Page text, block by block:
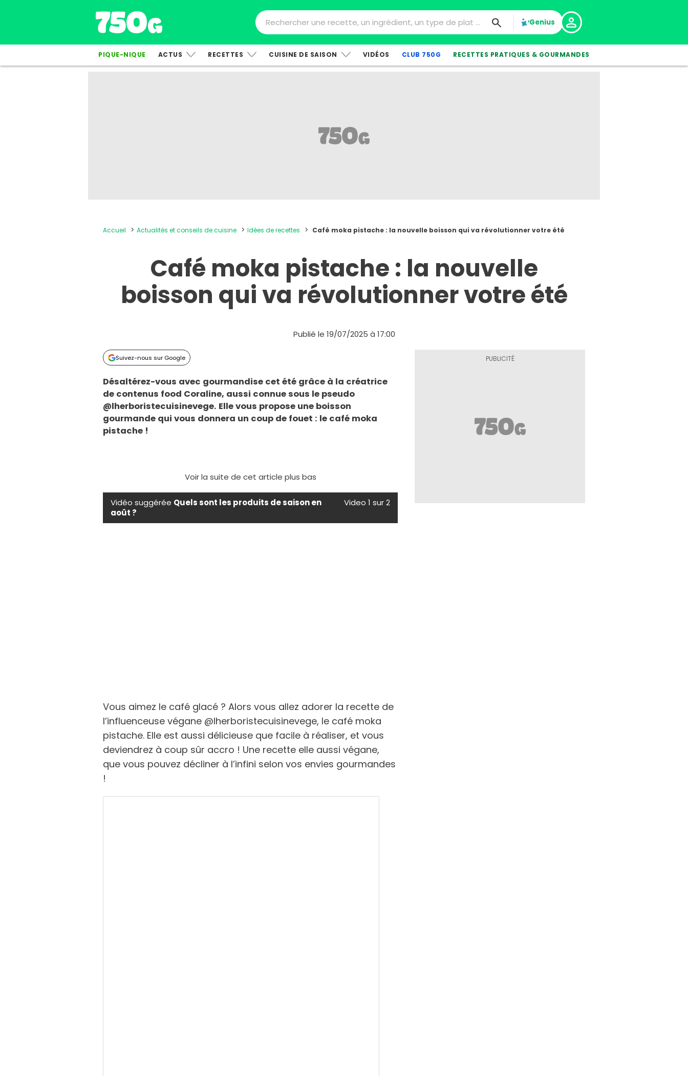
Genius
PIQUE-NIQUE ACTUS RECETTES CUISINE DE SAISON VIDÉOS CLUB 750G RECETTES PRATIQUES & GOURMANDES
Accueil Actualités et conseils de cuisine Idées de recettes Café moka pistache : la nouvelle boisson qui va révolutionner votre été
Café moka pistache : la nouvelle
boisson qui va révolutionner votre été
Publié le 19/07/2025 à 17:00
Suivez-nous sur Google
Désaltérez-vous avec gourmandise cet été grâce à la créatrice
de contenus food Coraline, aussi connue sous le pseudo
@lherboristecuisinevege. Elle vous propose une boisson
gourmande qui vous donnera un coup de fouet : le café moka
pistache !
Voir la suite de cet article plus bas
Vidéo suggérée Quels sont les produits de saison en
août ?
Video 1 sur 2
Vous aimez le café glacé ? Alors vous allez adorer la recette de
l’influenceuse végane @lherboristecuisinevege, le café moka
pistache. Elle est aussi délicieuse que facile à réaliser, et vous
deviendrez à coup sûr accro ! Une recette elle aussi végane,
que vous pouvez décliner à l’infini selon vos envies gourmandes
!